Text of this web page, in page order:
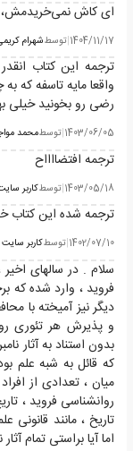
ای کاش نمی‌خریدمش،
1404/11/17
|توسطشهرام
ترجمه این کتاب
واقعا مایه تاسفه
رضی رو بخونید خیلی
1403/06/05
|توسطمحمد
ترجمه افتضااااح
1403/05/18
|توسطکاربر
ترجمه شده این کتاب
1402/07/10
|توسطکاربر سایت
سلام . در سالهای اخیر
فروید ، وارد شده که
دیگر نیز آمیخته با
و پذیرش هر تئوری
بدون استناد به آثار
که قائل به شبه علم
میان ، تعدادی از
روانشناسی فروید ،
تاریخ ، مانند
اما آیا براستی تمام